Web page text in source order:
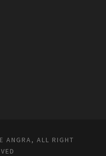
ANGRA, ALL RIGHT